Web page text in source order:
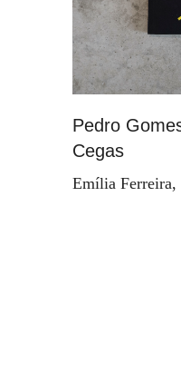
Pedro
Cegas
Emília